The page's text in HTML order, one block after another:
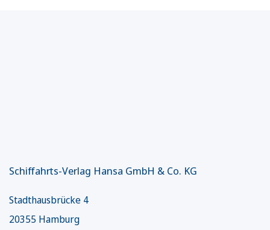
Schiffahrts-Verlag Hansa GmbH & Co. KG
Stadthausbrücke 4
20355 Hamburg